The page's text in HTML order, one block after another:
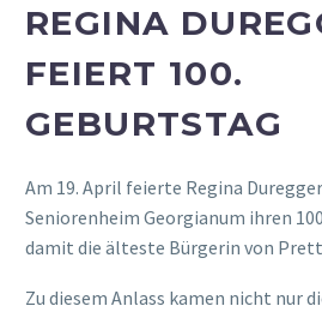
REGINA
FEIERT 100.
GEBURTSTAG
Am 19. April feierte Regina
Seniorenheim Georgianum ihren
damit die älteste Bürgerin von
Zu diesem Anlass kamen nicht nur